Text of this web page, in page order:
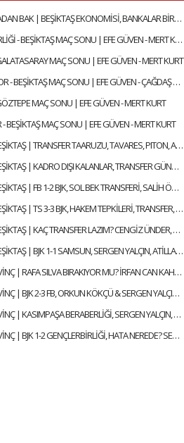
BİR DE BURADAN BAK | BEŞİKTAŞ EKONOMİSİ, BANKALAR BİRLİĞİ, DEVRE ARASI TRANSFERLERİ | GÖKHAN TİRYAKİ
GENÇLERBİRLİĞİ - BEŞİKTAŞ MAÇ SONU | EFE GÜVEN - MERT KURT
MAÇ SONU | EFE GÜVEN - MERT KURT
KOCAELİSPOR - BEŞİKTAŞ MAÇ SONU | EFE GÜVEN - ÇAĞDAŞ SEVİNÇ
MAÇ SONU | EFE GÜVEN - MERT KURT
- BEŞİKTAŞ MAÇ SONU | EFE GÜVEN - MERT KURT
GÜNDEM BEŞİKTAŞ | TRANSFER TAARUZU, TAVARES, PITON, AGBADOU, JORGENSEN, STROEYKENS | ÇAĞDAŞ SEVİNÇ
GÜNDEM BEŞİKTAŞ | KADRO DIŞI KALANLAR, TRANSFER GÜNDEMİ, AYRILACAK FUTBOLCULAR | ÇAĞDAŞ SEVİNÇ
GÜNDEM BEŞİKTAŞ | FB 1-2 BJK, SOL BEK TRANSFERİ, SALİH ÖZCAN, RASKIN, MERT GÜNOK | ÇAĞDAŞ SEVİNÇ
GÜNDEM BEŞİKTAŞ | TS 3-3 BJK, HAKEM TEPKİLERİ, TRANSFER, HADJAM, AGBADOU, RASKIN | ÇAĞDAŞ SEVİNÇ
GÜNDEM BEŞİKTAŞ | KAÇ TRANSFER LAZIM? CENGİZ ÜNDER, RAFA SILVA GELİŞMESİ, ABOUBAKAR | ÇAĞDAŞ SEVİNÇ
GÜNDEM BEŞİKTAŞ | BJK 1-1 SAMSUN, SERGEN YALÇIN, ATİLLA KARAOĞLAN, İLK 11 TERCİHLERİ | ÇAĞDAŞ SEVİNÇ
ÇAĞDAŞ SEVİNÇ | RAFA SILVA BIRAKIYOR MU? İRFAN CAN KAHVECİ TRANSFERİ, ERSİN, NECİP | GÜNDEM BEŞİKTAŞ
ÇAĞDAŞ SEVİNÇ | BJK 2-3 FB, ORKUN KÖKÇÜ & SERGEN YALÇIN, BJK YARIŞTAN KOPTU MU? | GÜNDEM BEŞİKTAŞ
ÇAĞDAŞ SEVİNÇ | KASIMPAŞA BERABERLİĞİ, SERGEN YALÇIN, RAFA SILVA, MERT GÜNOK | GÜNDEM BEŞİKTAŞ
ÇAĞDAŞ SEVİNÇ | BJK 1-2 GENÇLERBİRLİĞİ, HATA NEREDE? SERGEN YALÇIN, YENİ KAPTANLAR | GÜNDEM BEŞİKTAŞ